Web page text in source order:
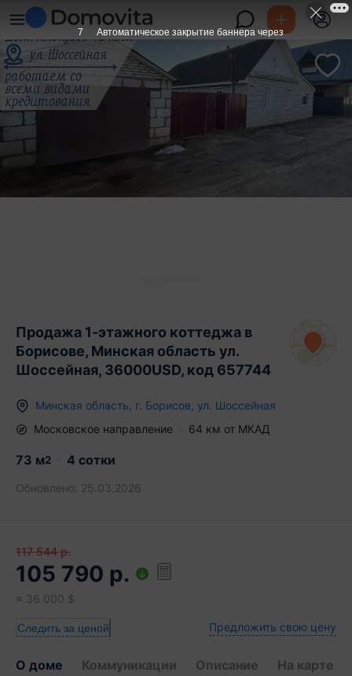
Продажа 1-этажного коттеджа в
Борисове, Минская область ул.
Шоссейная, 36000USD, код 657744
Минская область г. Борисов ул. Шоссейная
Московское направление 64 км от МКАД
73 м2 4 сотки
Обновлено: 25.03.2026
117 544 р.
105 790 р.
≈ 36 000 $
Следить за ценой Предложить свою цену
О доме Коммуникации Описание На карте
6 Автоматическое закрытие баннера через